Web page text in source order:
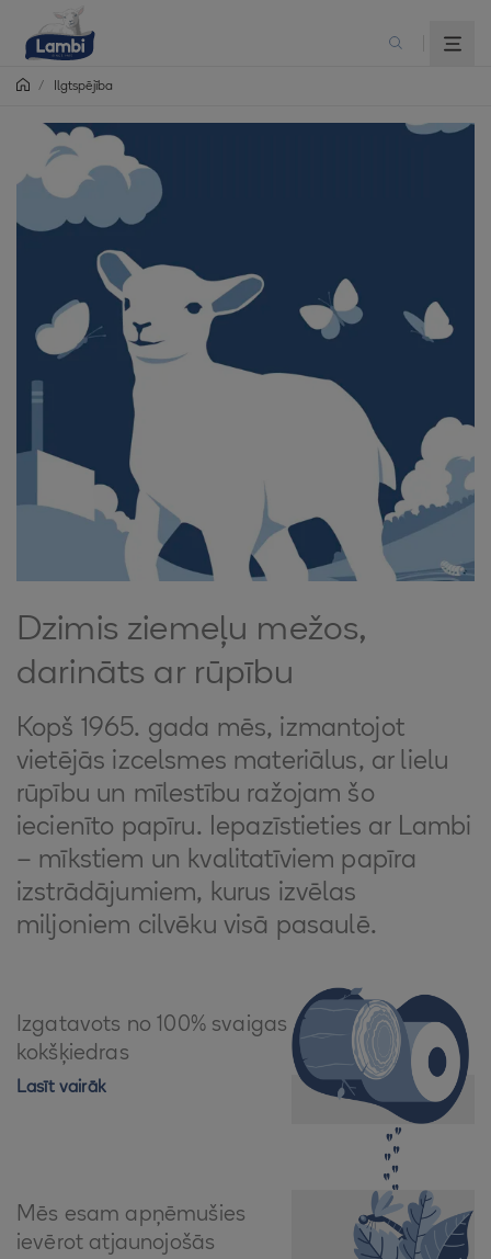
/ Ilgtspējība
Dzimis ziemeļu mežos,
darināts ar rūpību
Kopš 1965. gada mēs, izmantojot
vietējās izcelsmes materiālus, ar lielu
rūpību un mīlestību ražojam šo
iecienīto papīru. Iepazīstieties ar Lambi
– mīkstiem un kvalitatīviem papīra
izstrādājumiem, kurus izvēlas
miljoniem cilvēku visā pasaulē.
Izgatavots no 100% svaigas
kokšķiedras
Lasīt vairāk
Mēs esam apņēmušies
ievērot atjaunojošās